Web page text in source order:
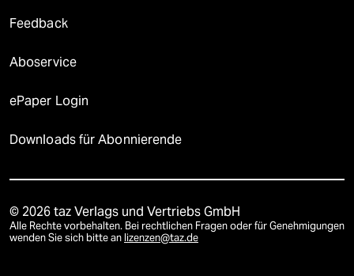
Feedback
Aboservice
ePaper Login
Downloads für Abonnierende
© 2026 taz Verlags und Vertriebs GmbH
Alle Rechte vorbehalten. Bei rechtlichen Fragen oder für Genehmigungen
wenden Sie sich bitte an lizenzen@taz.de